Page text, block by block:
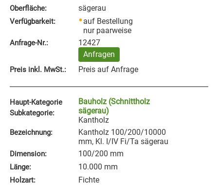
Oberfläche: sägerau
Verfügbarkeit:
auf Bestellung
nur paarweise
Anfrage‑Nr.:
12427
Anfragen
Preis inkl. MwSt.: Preis auf Anfrage
Haupt-Kategorie
Subkategorie:
Bauholz (Schnittholz
sägerau)
Kantholz
Bezeichnung:
Kantholz 100/200/10000
mm, Kl. I/IV Fi/Ta sägerau
Dimension: 100/200 mm
Länge: 10.000 mm
Holzart: Fichte